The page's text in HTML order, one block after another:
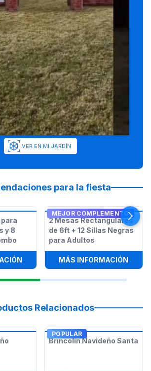
VER EN MI JARDÍN
para la fiesta
para
y 8
: 1 MESA REDONDA PARA
MEJOR COMPLEMENTO
2 Mesas Rectangulares
de 6ft + 12 Sillas Negras
para Adultos
MÁS INFORMACIÓN
Relacionados
POPULAR
Brincolín Navideño Santa